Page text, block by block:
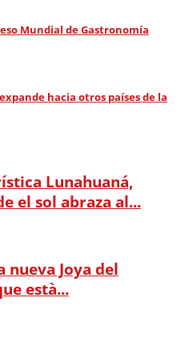
Mundial de Gastronomía
hacia otros países de la
Lunahuaná,
el sol abraza al...
nueva Joya del
està...